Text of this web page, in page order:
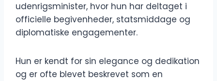
udenrigsminister, hvor hun har deltaget i
officielle begivenheder, statsmiddage og
diplomatiske engagementer.
Hun er kendt for sin elegance og dedikation
og er ofte blevet beskrevet som en